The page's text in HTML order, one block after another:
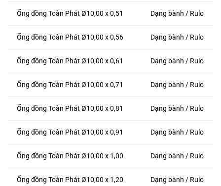
Ống đồng Toàn Phát Ø10,00 x 0,51 Dạng bành / Rulo
Ống đồng Toàn Phát Ø10,00 x 0,56 Dạng bành / Rulo
Ống đồng Toàn Phát Ø10,00 x 0,61 Dạng bành / Rulo
Ống đồng Toàn Phát Ø10,00 x 0,71 Dạng bành / Rulo
Ống đồng Toàn Phát Ø10,00 x 0,81 Dạng bành / Rulo
Ống đồng Toàn Phát Ø10,00 x 0,91 Dạng bành / Rulo
Ống đồng Toàn Phát Ø10,00 x 1,00 Dạng bành / Rulo
Ống đồng Toàn Phát Ø10,00 x 1,20 Dạng bành / Rulo